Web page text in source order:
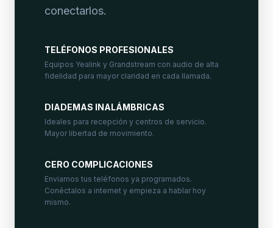
conectarlos.
TELÉFONOS PROFESIONALES
Equipos Yealink y Grandstream con audio de alta
fidelidad para mayor claridad en cada llamada.
DIADEMAS INALÁMBRICAS
Ideales para recepción y centros de servicio.
Mayor libertad de movimiento.
CERO COMPLICACIONES
Enviamos tus teléfonos ya programados.
Conéctalos a internet y empieza a hablar hoy
mismo.